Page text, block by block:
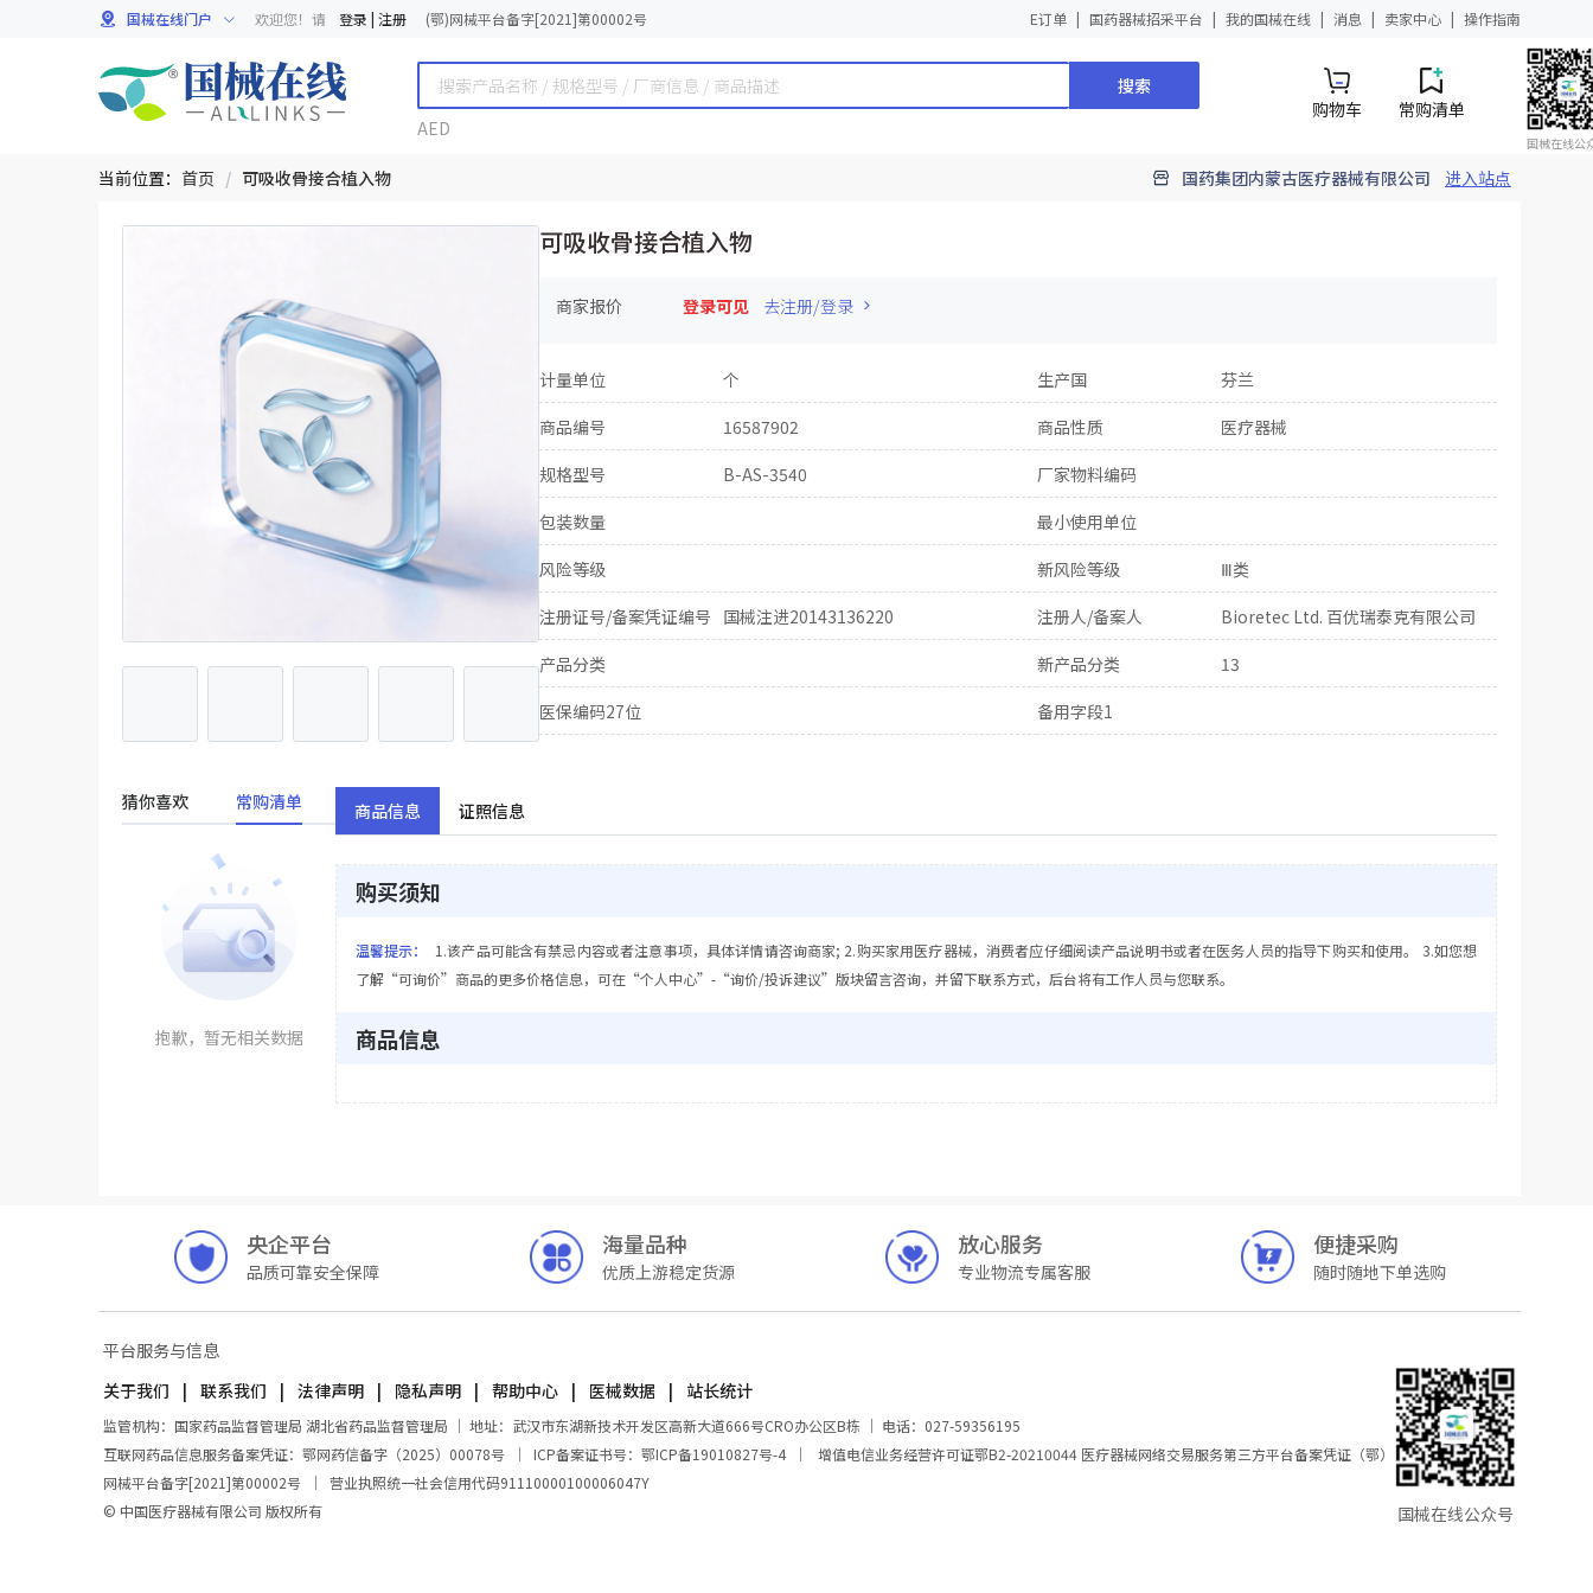
国械在线门户 欢迎您！请 登录 | 注册 (鄂)网械平台备字[2021]第00002号 E订单 国药器械招采平台 我的国械在线 消息 卖家中心 操作指南
搜索
AED
购物车 常购清单
国械在线公
当前位置： 首页 / 可吸收骨接合植入物 国药集团内蒙古医疗器械有限公司 进入站点
可吸收骨接合植入物
商家报价 登录可见 去注册/登录
计量单位 个 生产国
芬兰
商品编号
16587902 商品性质
医疗器械
规格型号
B-AS-3540
厂家物料编码
包装数量
最小使用单位
风险等级
新风险等级
Ⅲ类
注册证号/备案凭证编号 国械注进20143136220 注册人/备案人
Bioretec Ltd. 百优瑞泰克有限公司
产品分类
新产品分类
13
医保编码27位
备用字段1
猜你喜欢 常购清单
抱歉，暂无相关数据
商品信息 证照信息
购买须知
温馨提示：
1.该产品可能含有禁忌内容或者注意事项，具体详情请咨询商家; 2.购买家用医疗器械，消费者应仔细阅读产品说明书或者在医务人员的指导下购买和使用。 3.如您想
了解“可询价”商品的更多价格信息，可在“个人中心”-“询价/投诉建议”版块留言咨询，并留下联系方式，后台将有工作人员与您联系。
商品信息
央企平台
品质可靠安全保障
海量品种
优质上游稳定货源
放心服务
专业物流专属客服
便捷采购
随时随地下单选购
平台服务与信息
关于我们
联系我们 法律声明 隐私声明 帮助中心 医械数据 站长统计
监管机构：国家药品监督管理局 湖北省药品监督管理局 ｜ 地址：武汉市东湖新技术开发区高新大道666号CRO办公区B栋 ｜ 电话：027-59356195
互联网药品信息服务备案凭证：鄂网药信备字（2025）00078号
｜ ICP备案证书号：鄂ICP备19010827号-4 ｜ 增值电信业务经营许可证鄂B2-20210044 医疗器械网络交易服务第三方平台备案凭证（鄂）
网械平台备字[2021]第00002号
｜ 营业执照统一社会信用代码91110000100006047Y
© 中国医疗器械有限公司 版权所有
国械在线公众号